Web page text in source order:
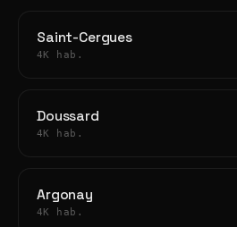
Saint-Cergues
4K hab.
Doussard
4K hab.
Argonay
4K hab.